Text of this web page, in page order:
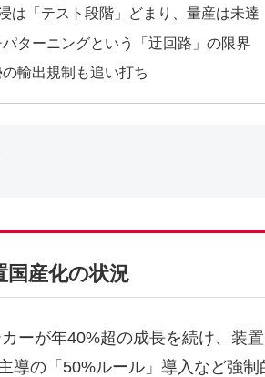
は「テスト段階」どまり、量産は未達
ターニングという「迂回路」の限界
の輸出規制も追い打ち
国産化の状況
ーが年40%超の成長を続け、装
導の「50%ルール」導入など強